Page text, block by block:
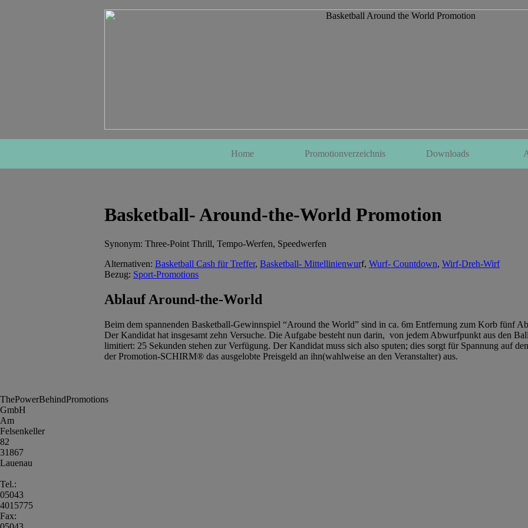
Home Promotionverzeichnis Downloads
Basketball- Around-the-World Promotion
Synonym: Three-Point Thrill, Tempo-Werfen, Speedwerfen
Alternativen: Basketball Cash für Treffer, Basketball- Mittellinienwurf, Wurf- Countdown, Wirf-Dreh-Wirf
Bezug: Sport-Promotions
Ablauf Around-the-World
Beim dem spannenden Basketball-Gewinnspiel “Around the World” sind in ca. 6m Entfernung zum Korb fünf
Der Kandidat hat insgesamt zehn Versuche. Die Aufgabe besteht nun darin, von jedem Abwurfpunkt aus den
limitiert: 25 Sekunden stehen zur Verfügung. Der Kandidat muss sich also sputen; dies sorgt für Spannung auf
der Promotion-SCHIRM® das ausgelobte Preisgeld an ihn(wahlweise an den Veranstalter) aus.
ThePowerBehindPromotions
GmbH
Am
Felsenkeller
82
31867
Lauenau
Tel.:
05043
4015775
Fax: